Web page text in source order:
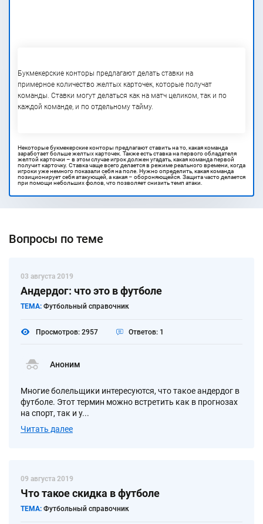
Букмекерские конторы предлагают делать ставки на
примерное количество желтых карточек, которые получат
команды. Ставки могут делаться как на матч целиком, так и по
каждой команде, и по отдельному тайму.
Некоторые букмекерские конторы предлагают ставить на то, какая команда
заработает больше желтых карточек. Также есть ставка на первого обладателя
желтой карточки – в этом случае игрок должен угадать, какая команда первой
получит карточку. Ставкачаще всего делается в режиме реального времени, когда
игроки уже немного показали себя на поле. Нужно определить, какая команда
позиционирует себя атакующей, а какая – обороняющейся. Защита часто делается
при помощи небольших фолов, что позволяет снизить темп атаки.
Вопросы по теме
03 августа 2019
Андердог: что это в футболе
ТЕМА: Футбольный справочник
Просмотров: 2957 Ответов: 1
Аноним
Многие болельщики интересуются, что такое андердог в
футболе. Этот термин можно встретить как в прогнозах
на спорт, так и у...
Читать далее
09 августа 2019
Что такое скидка в футболе
ТЕМА: Футбольный справочник